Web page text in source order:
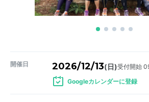
開催日 2026/12/13(日)受付開始
Googleカレンダーに登録